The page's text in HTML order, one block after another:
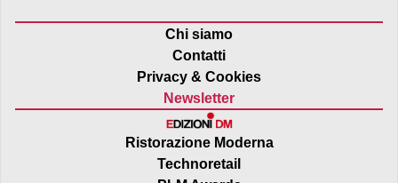
Chi siamo
Contatti
Privacy & Cookies
Newsletter
Ristorazione Moderna
Technoretail